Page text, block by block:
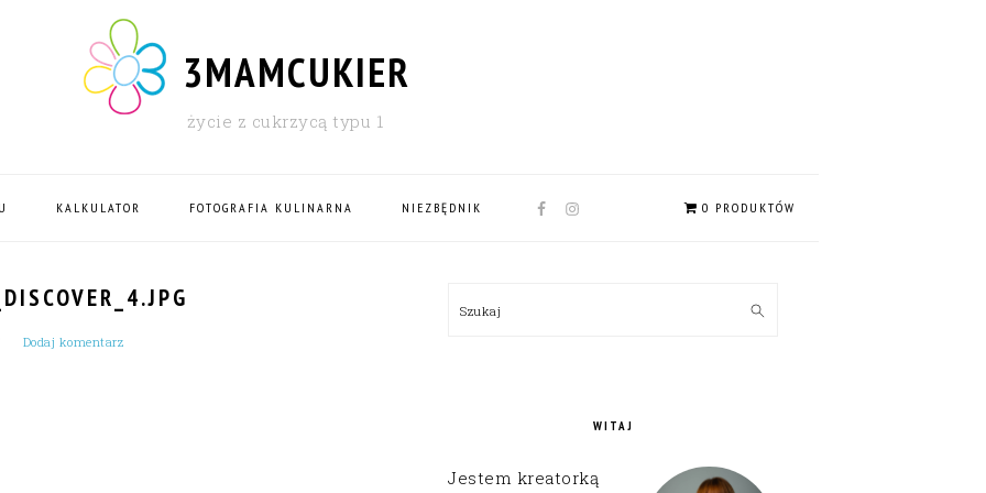
3MAMCUKIER
życie z cukrzycą typu 1
KALKULATOR FOTOGRAFIA KULINARNA NIEZBĘDNIK
NAV
0 PRODUKTÓW
Dodaj komentarz
SIDEBAR
Szukaj
WITAJ
Jestem kreatorką